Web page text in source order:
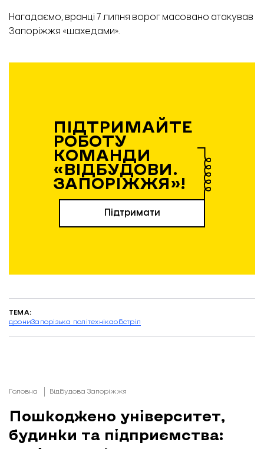
Нагадаємо, вранці 7 липня ворог масовано атакував
Запоріжжя «шахедами».
ПІДТРИМАЙТЕ
РОБОТУ
КОМАНДИ
«ВІДБУДОВИ.
ЗАПОРІЖЖЯ»!
Підтримати
ТЕМА:
дрониЗапорізька політехнікаобстріл
Головна Відбудова Запоріжжя
Пошкоджено університет,
будинки та підприємства: